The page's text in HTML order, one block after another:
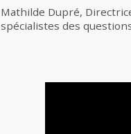
Mathilde Dupré,
spécialistes des